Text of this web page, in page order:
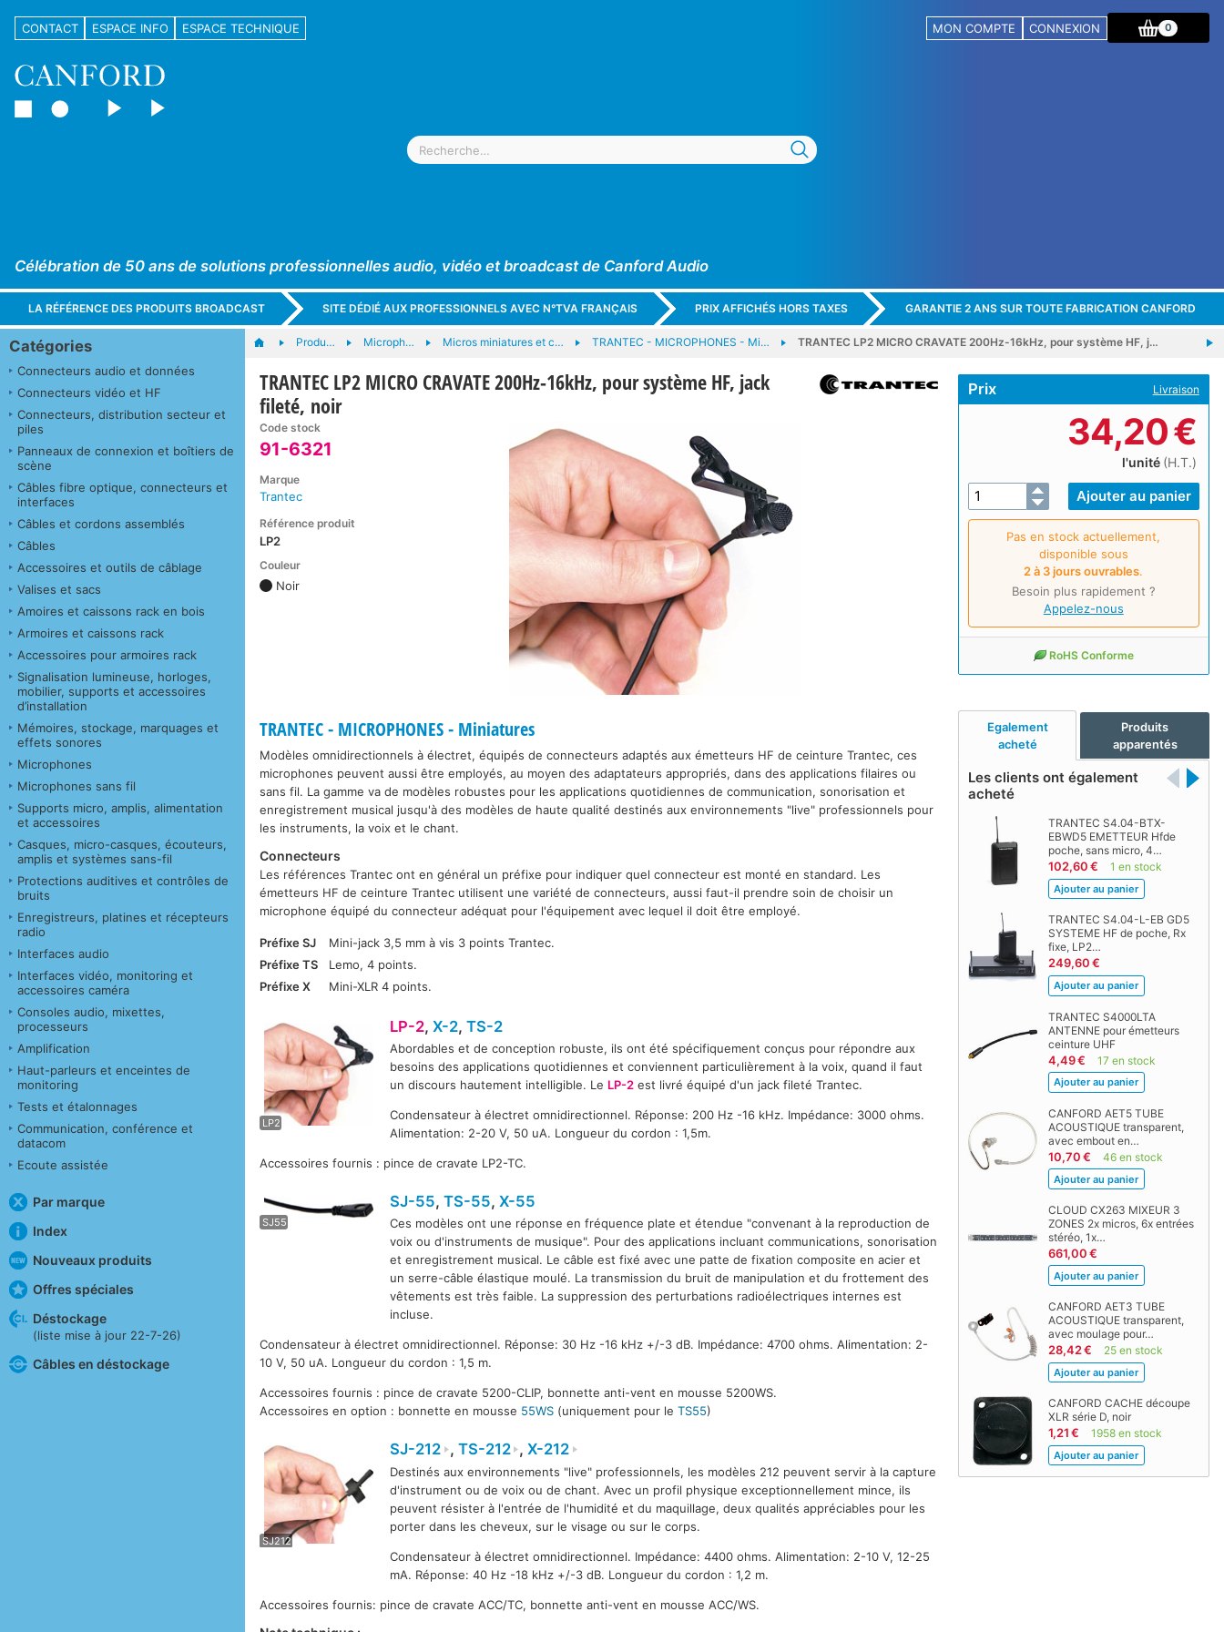
CONTACT ESPACE INFO ESPACE TECHNIQUE MON COMPTE CONNEXION 0
Célébration de 50 ans de solutions professionnelles audio, vidéo et broadcast de Canford Audio
LA RÉFÉRENCE DES PRODUITS BROADCAST SITE DÉDIÉ AUX PROFESSIONNELS AVEC N°TVA FRANÇAIS PRIX AFFICHÉS HORS TAXES GARANTIE 2 ANS SUR TOUTE FABRICATION CANFORD
Catégories
Connecteurs audio et données
Connecteurs vidéo et HF
Connecteurs, distribution secteur et
piles
Panneaux de connexion et boîtiers de
scène
Câbles fibre optique, connecteurs et
interfaces
Câbles et cordons assemblés
Câbles
Accessoires et outils de câblage
Valises et sacs
Amoires et caissons rack en bois
Armoires et caissons rack
Accessoires pour armoires rack
Signalisation lumineuse, horloges,
mobilier, supports et accessoires
d’installation
Mémoires, stockage, marquages et
effets sonores
Microphones
Microphones sans fil
Supports micro, amplis, alimentation
et accessoires
Casques, micro-casques, écouteurs,
amplis et systèmes sans-fil
Protections auditives et contrôles de
bruits
Enregistreurs, platines et récepteurs
radio
Interfaces audio
Interfaces vidéo, monitoring et
accessoires caméra
Consoles audio, mixettes,
processeurs
Amplification
Haut-parleurs et enceintes de
monitoring
Tests et étalonnages
Communication, conférence et
datacom
Ecoute assistée
Par marque
Index
Nouveaux produits
Offres spéciales
Déstockage
(liste mise à jour 22-7-26)
Câbles en déstockage
Produ… Microph… Micros miniatures et c… TRANTEC - MICROPHONES - Mi… TRANTEC LP2 MICRO CRAVATE 200Hz-16kHz, pour système HF, j…
TRANTEC LP2 MICRO CRAVATE 200Hz-16kHz, pour système HF, jack
fileté, noir
Code stock
91-6321
Marque
Trantec
Référence produit
LP2
Couleur
Noir
Prix Livraison
34,20€
l'unité (H.T.)
Pas en stock actuellement,
disponible sous
2 à 3 jours ouvrables.
Besoin plus rapidement ?
Appelez-nous
RoHS Conforme
Egalement
acheté
Produits
apparentés
Les clients ont également
acheté
TRANTEC S4.04-BTX-
EBWD5 EMETTEUR Hfde
poche, sans micro, 4…
102,60 € 1 en stock
TRANTEC S4.04-L-EB GD5
SYSTEME HF de poche, Rx
fixe, LP2…
249,60 €
TRANTEC S4000LTA
ANTENNE pour émetteurs
ceinture UHF
4,49 € 17 en stock
CANFORD AET5 TUBE
ACOUSTIQUE transparent,
avec embout en…
10,70 € 46 en stock
CLOUD CX263 MIXEUR 3
ZONES 2x micros, 6x entrées
stéréo, 1x…
661,00 €
CANFORD AET3 TUBE
ACOUSTIQUE transparent,
avec moulage pour…
28,42 € 25 en stock
CANFORD CACHE découpe
XLR série D, noir
1,21 € 1958 en stock
TRANTEC - MICROPHONES - Miniatures
Modèles omnidirectionnels à électret, équipés de connecteurs adaptés aux émetteurs HF de ceinture Trantec, ces
microphones peuvent aussi être employés, au moyen des adaptateurs appropriés, dans des applications filaires ou
sans fil. La gamme va de modèles robustes pour les applications quotidiennes de communication, sonorisation et
enregistrement musical jusqu'à des modèles de haute qualité destinés aux environnements "live" professionnels pour
les instruments, la voix et le chant.
Connecteurs
Les références Trantec ont en général un préfixe pour indiquer quel connecteur est monté en standard. Les
émetteurs HF de ceinture Trantec utilisent une variété de connecteurs, aussi faut-il prendre soin de choisir un
microphone équipé du connecteur adéquat pour l'équipement avec lequel il doit être employé.
Préfixe SJ
Mini-jack 3,5 mm à vis 3 points Trantec.
Préfixe TS
Lemo, 4 points.
Préfixe X
Mini-XLR 4 points.
LP2
TS2
LP-2,X-2,TS-2
Abordables et de conception robuste, ils ont été spécifiquement conçus pour répondre aux
besoins des applications quotidiennes et conviennent particulièrement à la voix, quand il faut
un discours hautement intelligible. Le LP-2 est livré équipé d'un jack fileté Trantec.
Condensateur à électret omnidirectionnel. Réponse: 200 Hz -16 kHz. Impédance: 3000 ohms.
Alimentation: 2-20 V, 50 uA. Longueur du cordon : 1,5m.
Accessoires fournis : pince de cravate LP2-TC.
SJ55 TS55 X55
SJ-55,TS-55,X-55
Ces modèles ont une réponse en fréquence plate et étendue "convenant à la reproduction de
voix ou d'instruments de musique". Pour des applications incluant communications, sonorisation
et enregistrement musical. Le câble est fixé avec une patte de fixation composite en acier et
un serre-câble élastique moulé. La transmission du bruit de manipulation et du frottement des
vêtements est très faible. La suppression des perturbations radioélectriques internes est
incluse.
Condensateur à électret omnidirectionnel. Réponse: 30 Hz -16 kHz +/-3 dB. Impédance: 4700 ohms. Alimentation: 2-
10 V, 50 uA. Longueur du cordon : 1,5 m.
Accessoires fournis : pince de cravate 5200-CLIP, bonnette anti-vent en mousse 5200WS.
Accessoires en option : bonnette en mousse 55WS (uniquement pour leTS55)
SJ212
SJ212 TS212 TS212
SJ-212 , TS-212 ,X-212
Destinés aux environnements "live" professionnels, les modèles 212 peuvent servir à la capture
d'instrument ou de voix ou de chant. Avec un profil physique exceptionnellement mince, ils
peuvent résister à l'entrée de l'humidité et du maquillage, deux qualités appréciables pour les
porter dans les cheveux, sur le visage ou sur le corps.
Condensateur à électret omnidirectionnel. Impédance: 4400 ohms. Alimentation: 2-10 V, 12-25
mA. Réponse: 40 Hz -18 kHz +/-3 dB. Longueur du cordon : 1,2 m.
Accessoires fournis: pince de cravate ACC/TC, bonnette anti-vent en mousse ACC/WS.